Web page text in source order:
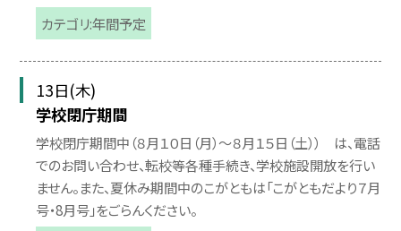
カテゴリ:年間予定
13日(木)
学校閉庁期間
学校閉庁期間中（８月１０日（月）〜８月１５日（土）） は、電話
でのお問い合わせ、転校等各種手続き、学校施設開放を行い
ません。また、夏休み期間中のこがともは「こがともだより７月
号・8月号」をごらんください。